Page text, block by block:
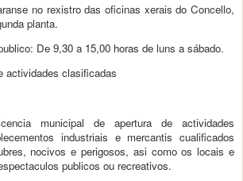
no rexistro das oficinas xerais do Concello,
planta.
De 9,30 a 15,00 horas de luns a sábado.
actividades clasificadas
municipal de apertura de actividades
industriais e mercantis cualificados
nocivos e perigosos, asi como os locais e
publicos ou recreativos.